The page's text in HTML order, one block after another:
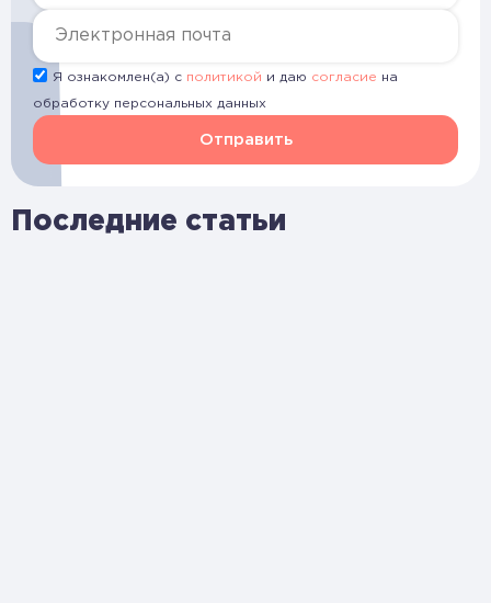
Последние статьи
Я ознакомлен(а) с политикой и даю согласие на
обработку персональных данных
Отправить